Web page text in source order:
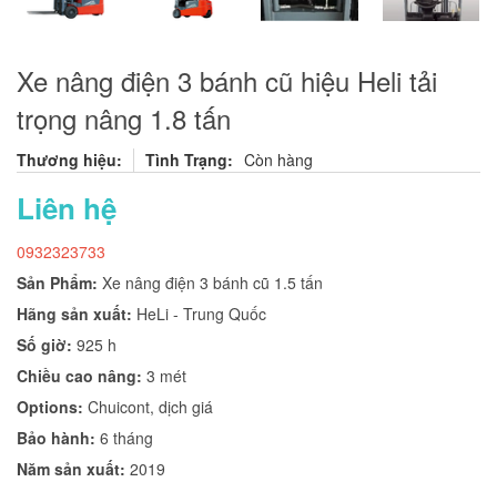
Xe nâng điện 3 bánh cũ hiệu Heli tải
trọng nâng 1.8 tấn
Thương hiệu: Tình Trạng: Còn hàng
Liên hệ
0932323733
Sản Phẩm: Xe nâng điện 3 bánh cũ 1.5 tấn
Hãng sản xuất: HeLi - Trung Quốc
Số giờ: 925 h
Chiều cao nâng: 3 mét
Options: Chuicont, dịch giá
Bảo hành: 6 tháng
Năm sản xuất: 2019